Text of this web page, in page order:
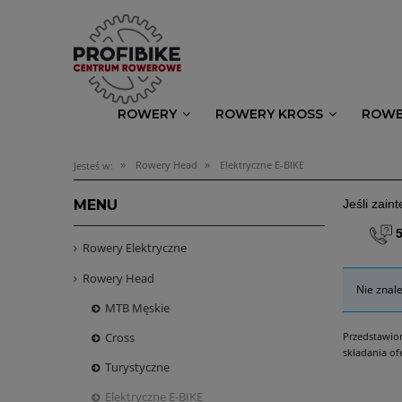
ROWERY ROWERY KROSS
Jesteś w: » Rowery Head » Elektryczne E-BIKE
MENU
Rowery Elektryczne
Rowery Head
MTB Męskie
Cross
Turystyczne
Elektryczne E-BIKE
Jeśli
Nie
składania